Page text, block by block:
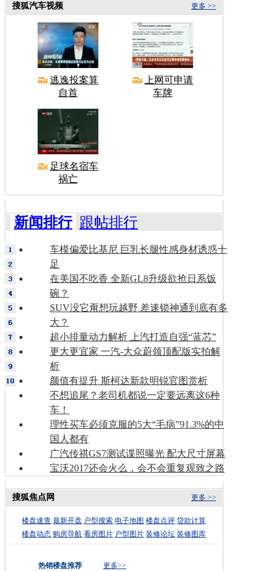
更多 >>
搜狐汽车视频
逃逸投案算
自首
上网可申请
车牌
足球名宿车
祸亡
新闻排行 跟帖排行
车模偏爱比基尼 巨乳长腿性感身材诱惑十
足
在美国不吃香 全新GL8升级欲抢日系饭
碗？
SUV没它甭想玩越野 差速锁神通到底有多
大？
超小排量动力解析 上汽打造自强“蓝芯”
更大更宜家 一汽-大众蔚领顶配版实拍解
析
颜值有提升 斯柯达新款明锐官图赏析
不想追尾？老司机都说一定要远离这6种
车！
理性买车必须克服的5大“毛病”91.3%的中
国人都有
广汽传祺GS7测试谍照曝光 配大尺寸屏幕
宝沃2017还会火么，会不会重复观致之路
更多 >>
搜狐焦点网
楼盘速查 最新开盘 户型搜索 电子地图 楼盘点评 贷款计算
楼盘动态 购房导航 看房图片 户型图片 装修论坛 装修图库
热销楼盘推荐 更多>>